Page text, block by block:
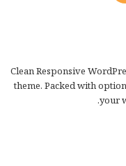
Clean Responsive
theme. Packed with
your